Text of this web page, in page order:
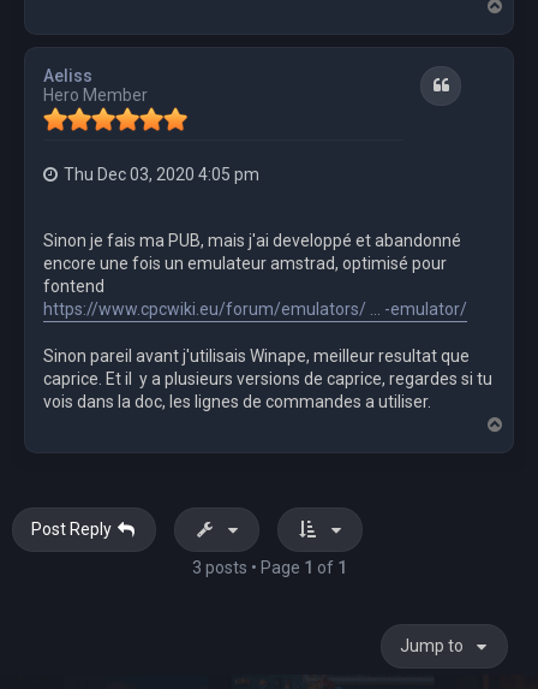
o
Aeliss
Hero Member
Quote
Thu Dec 03, 2020 4:05 pm
Sinon je fais ma PUB, mais j'ai developpé et abandonné
encore une fois un emulateur amstrad, optimisé pour
fontend
https://www.cpcwiki.eu/forum/emulators/ ... -emulator/
Sinon pareil avant j'utilisais Winape, meilleur resultat que
caprice. Et il y a plusieurs versions de caprice, regardes si tu
vois dans la doc, les lignes de commandes a utiliser.
o
Post Reply
3 posts • Page 1 of 1
Jump to